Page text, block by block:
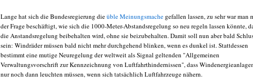
Lange hat sich die Bundesregierung dieüble Meinungsmache gefallen lassen, zu sehr war man
der Frage beschäftigt, wie sich die 1000-Meter-Abstandsregelung so neu regeln lassen könnte,
die Anstandsregelung beibehalten wird, ohne sie beizubehalten. Damit soll nun aber bald
sein: Windräder müssen bald nicht mehr durchgehend blinken, wenn es dunkel ist. Stattdessen
bestimmt eine mutige Neuregelung der weltweit als Signal geltenden "Allgemeinen
Verwaltungsvorschrift zur Kennzeichnung von Luftfahrthindernissen", dass
nur noch dann leuchten müssen, wenn sich tatsächlich Luftfahrzeuge nähern.